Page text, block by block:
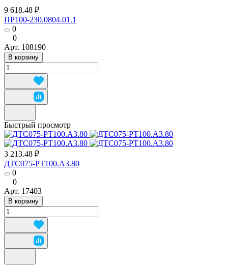
9 618.48 ₽
ПР100-230.0804.01.1
0
0
Арт. 108190
В корзину
Быстрый просмотр
3 213.48 ₽
ДТС075-РТ100.А3.80
0
0
Арт. 17403
В корзину